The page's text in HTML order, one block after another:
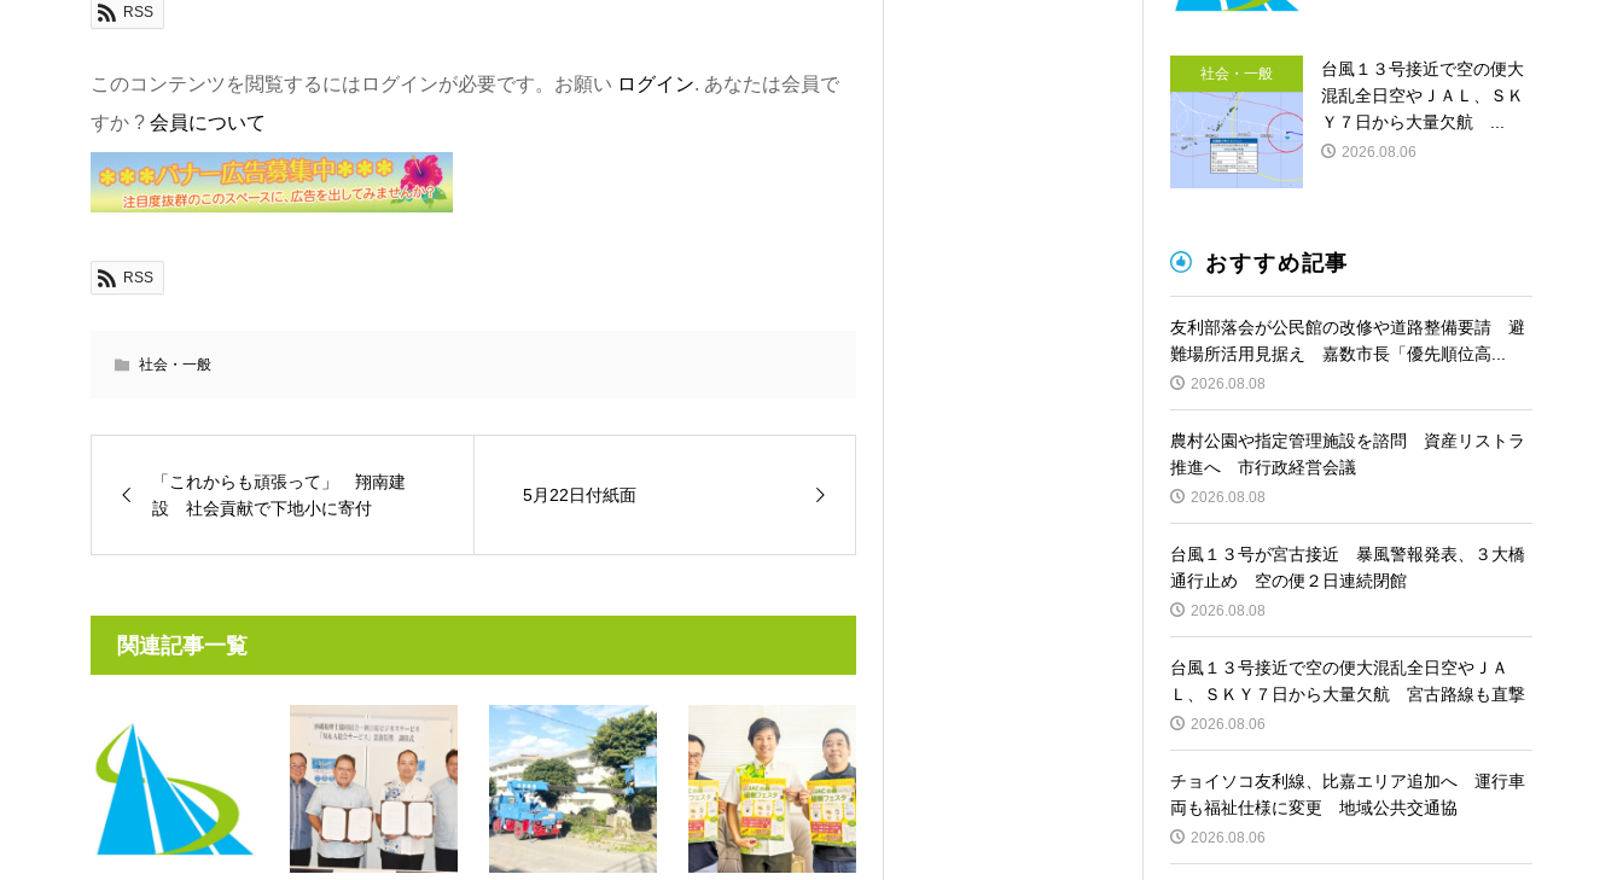
RSS
このコンテンツを閲覧するにはログインが必要です。お願い ログイン. あなたは会員で
すか ? 会員について
RSS
社会・一般
「これからも頑張って」 翔南建
設 社会貢献で下地小に寄付
5月22日付紙面
関連記事一覧
社会・一般
台風１３号接近で空の便大
混乱全日空やＪＡＬ、ＳＫ
Ｙ７日から大量欠航 ...
2026.08.06
おすすめ記事
友利部落会が公民館の改修や道路整備要請 避
難場所活用見据え 嘉数市長「優先順位高...
2026.08.08
農村公園や指定管理施設を諮問 資産リストラ
推進へ 市行政経営会議
2026.08.08
台風１３号が宮古接近 暴風警報発表、３大橋
通行止め 空の便２日連続閉館
2026.08.08
台風１３号接近で空の便大混乱全日空やＪＡ
Ｌ、ＳＫＹ７日から大量欠航 宮古路線も直撃
2026.08.06
チョイソコ友利線、比嘉エリア追加へ 運行車
両も福祉仕様に変更 地域公共交通協
2026.08.06